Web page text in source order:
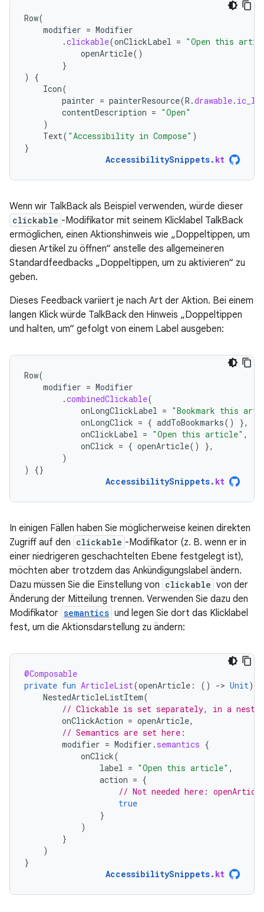
Row(
modifier = Modifier
.clickable(onClickLabel = "Open this
openArticle()
}
)
{
Icon(
painter = painterResource(R .drawable.
contentDescription = "Open"
)
Text( "Accessibility in Compose" )
}
AccessibilitySnippets. kt
Wenn wir TalkBack als Beispiel verwenden, würde dieser
clickable -Modifikator mit seinem Klicklabel TalkBack
ermöglichen, einen Aktionshinweis wie „Doppeltippen, um
diesen Artikel zu öffnen“ anstelle des allgemeineren
Standardfeedbacks „Doppeltippen, um zu aktivieren“ zu
geben.
Dieses Feedback variiert je nach Art der Aktion. Bei einem
langen Klick würde TalkBack den Hinweis „Doppeltippen
und halten, um“ gefolgt von einem Label ausgeben:
Row(
modifier = Modifier
.combinedClickable(
onLongClickLabel = "Bookmark this
onLongClick = { addToBookmarks()
},
onClickLabel = "Open this article" ,
onClick = { openArticle()
},
)
)
{}
AccessibilitySnippets. kt
In einigen Fällen haben Sie möglicherweise keinen direkten
Zugriff auf den clickable -Modifikator (z. B. wenn er in
einer niedrigeren geschachtelten Ebene festgelegt ist),
möchten aber trotzdem das Ankündigungslabel ändern.
Dazu müssen Sie die Einstellung von clickable von der
Änderung der Mitteilung trennen. Verwenden Sie dazu den
Modifikator semantics und legen Sie dort das Klicklabel
fest, um die Aktionsdarstellung zu ändern:
@Composable
private fun ArticleList(openArticle : () -> Unit)
NestedArticleListItem(
// Clickable is set separately, in a
onClickAction = openArticle,
// Semantics are set here:
modifier = Modifier . semantics {
onClick(
label = "Open this article" ,
action = {
// Not needed here:
true
}
)
}
)
}
AccessibilitySnippets. kt